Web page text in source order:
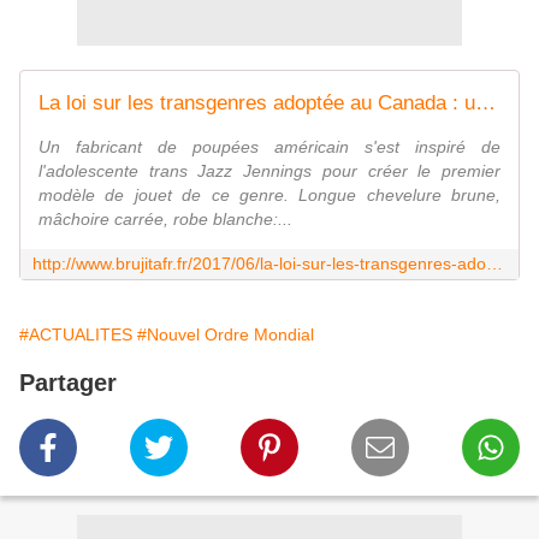
La loi sur les transgenres adoptée au Canada : une menace pour le droit des femmes et des enfants - MOINS de BIENS PLUS de LIENS
Un fabricant de poupées américain s'est inspiré de
l'adolescente trans Jazz Jennings pour créer le premier
modèle de jouet de ce genre. Longue chevelure brune,
mâchoire carrée, robe blanche:...
#ACTUALITES #Nouvel Ordre Mondial
Partager